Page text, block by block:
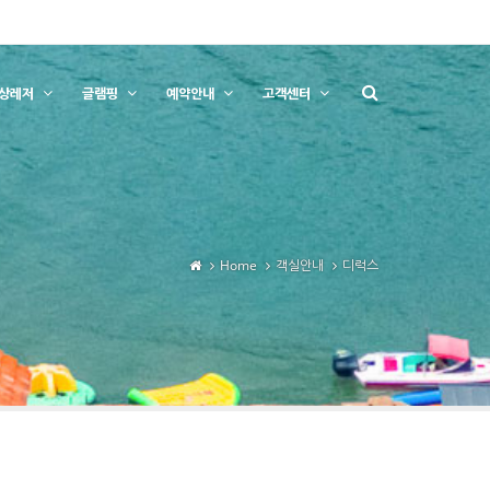
레저 글램핑 예약안내 고객센터
Home 객실안내 디럭스